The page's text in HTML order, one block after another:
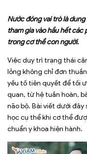
Nước đóng vai trò là
tham gia vào hầu hết các
trong cơ thể con người.
Việc duy trì trạng thái
lỏng không chỉ đơn
yếu tố tiên quyết để tối
quan, từ hệ tuần hoàn,
não bộ. Bài viết dưới
học cụ thể khi cơ thể
chuẩn y khoa hiện hành.